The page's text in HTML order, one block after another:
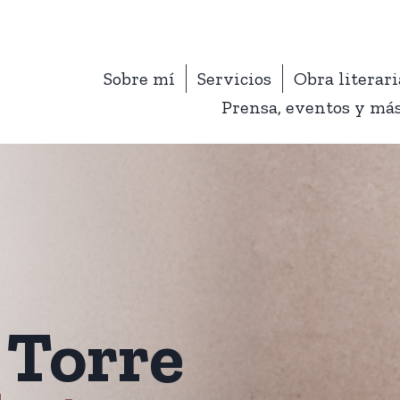
Sobre mí Servicios
Obra
Prensa, eventos y